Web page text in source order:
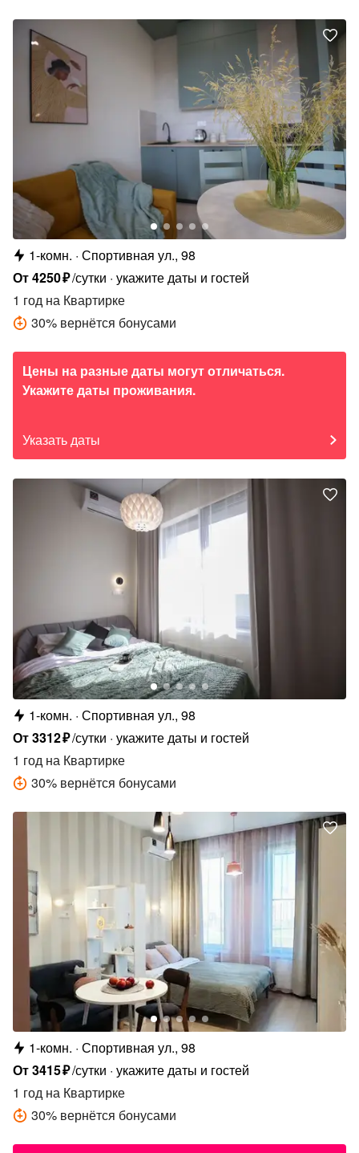
1-комн. Спортивная ул., 98
От4250₽/сутки укажите даты и гостей
1 год на Квартирке
30% вернётся бонусами
Цены на разные даты могут отличаться.
Укажите даты проживания.
Указать даты
1-комн. Спортивная ул., 98
От3312₽/сутки укажите даты и гостей
1 год на Квартирке
30% вернётся бонусами
1-комн. Спортивная ул., 98
От3415₽/сутки укажите даты и гостей
1 год на Квартирке
30% вернётся бонусами